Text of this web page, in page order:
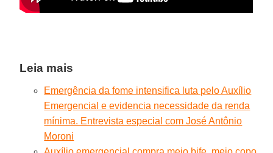
Leia mais
Emergência da fome intensifica luta pelo Auxílio
Emergencial e evidencia necessidade da renda
mínima. Entrevista especial com José Antônio
Moroni